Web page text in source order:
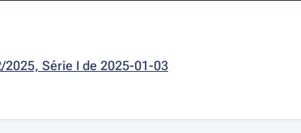
2025, Série I de 2025-01-03